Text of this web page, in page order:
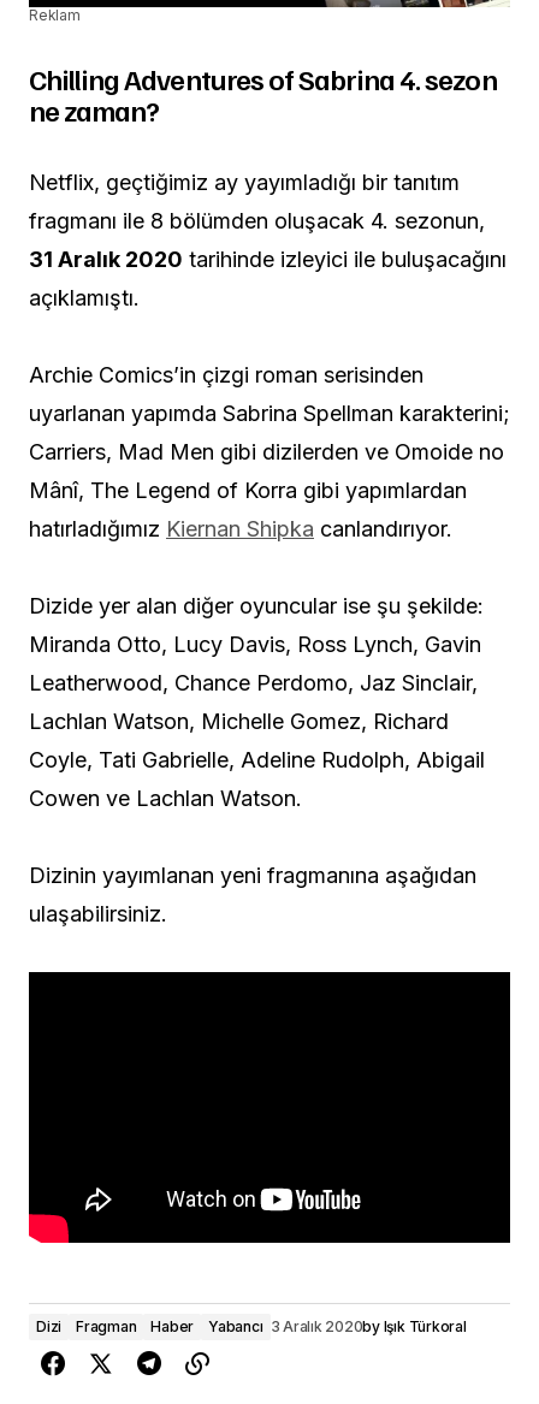
Reklam
Chilling Adventures of Sabrina 4. sezon
ne zaman?
Netflix, geçtiğimiz ay yayımladığı bir tanıtım
fragmanı ile 8 bölümden oluşacak 4. sezonun,
31 Aralık 2020 tarihinde izleyici ile buluşacağını
açıklamıştı.
Archie Comics’in çizgi roman serisinden
uyarlanan yapımda Sabrina Spellman karakterini;
Carriers, Mad Men gibi dizilerden ve Omoide no
Mânî, The Legend of Korra gibi yapımlardan
hatırladığımız Kiernan Shipka canlandırıyor.
Dizide yer alan diğer oyuncular ise şu şekilde:
Miranda Otto, Lucy Davis, Ross Lynch, Gavin
Leatherwood, Chance Perdomo, Jaz Sinclair,
Lachlan Watson, Michelle Gomez, Richard
Coyle, Tati Gabrielle, Adeline Rudolph, Abigail
Cowen ve Lachlan Watson.
Dizinin yayımlanan yeni fragmanına aşağıdan
ulaşabilirsiniz.
Dizi Fragman Haber Yabancı 3 Aralık 2020by Işık Türkoral